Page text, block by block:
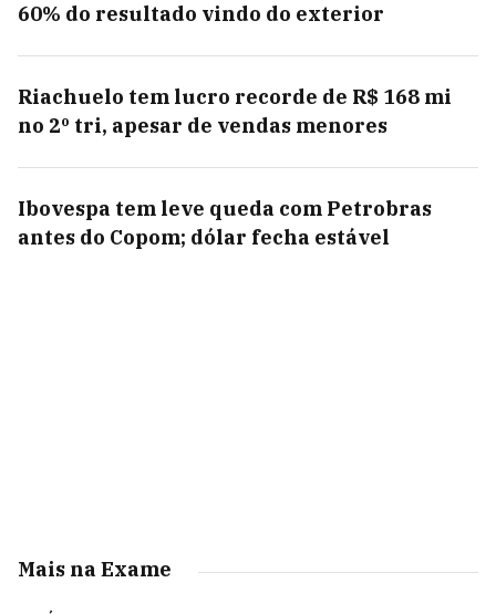
60% do resultado vindo do exterior
Riachuelo tem lucro recorde de R$ 168 mi
no 2º tri, apesar de vendas menores
Ibovespa tem leve queda com Petrobras
antes do Copom; dólar fecha estável
Mais na Exame